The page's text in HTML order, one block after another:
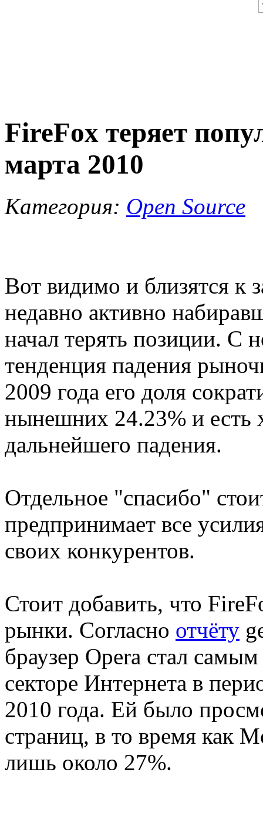
FireFox теряет
марта 2010
Категория: Open Source
Вот видимо и близятся к
недавно активно
начал терять позиции. С
тенденция падения
2009 года его доля
нынешних 24.23% и есть
дальнейшего падения.
Отдельное "спасибо"
предпринимает все
своих конкурентов.
Стоит добавить, что
рынки. Согласно отчёту
браузер Opera стал
секторе Интернета в
2010 года. Ей было
страниц, в то время как
лишь около 27%.